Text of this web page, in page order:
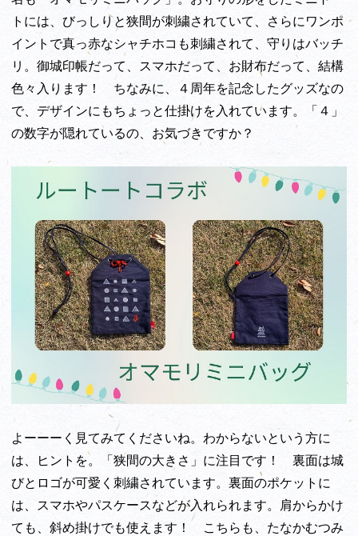
トには、びっしりと狭間が刺繍されていて、さらにワンポ
イントで真っ赤なシャチホコも刺繍されて、守りはバッチ
リ。御城印帳だって、スマホだって、お財布だって、結構
色々入ります！ ちなみに、４周年を記念したグッズなの
で、デザインにもちょっと仕掛けを入れています。「４」
の数字が隠れているの、お気づきですか？
よーーーく見てみてくださいね。わからないという方に
は、ヒントを。「狭間の大きさ」に注目です！ 裏面は城
びとロゴが可愛く刺繍されています。裏面のポケットに
は、スマホやパスケースなどが入れられます。肩からかけ
ても、斜め掛けでも使えます！ こちらも、たなかむつみ